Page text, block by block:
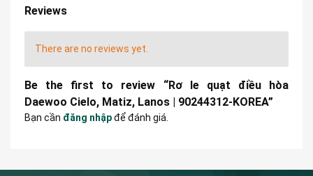
Reviews
There are no reviews yet.
Be the first to review “Rơ le quạt điều hòa
Daewoo Cielo, Matiz, Lanos | 90244312-KOREA”
Bạn cần đăng nhậpđể đánh giá.